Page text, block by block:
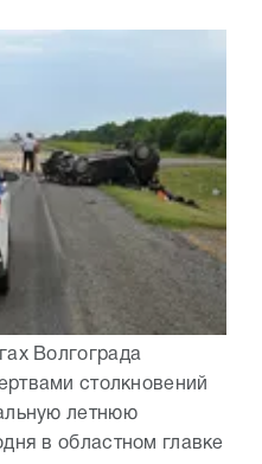
Волгограда
столкновений
летнюю
в областном главке